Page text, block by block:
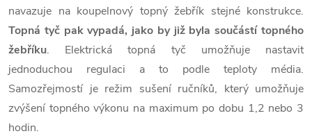
navazuje na koupelnový topný žebřík stejné konstrukce.
Topná tyč pak vypadá, jako by již byla součástí topného
žebříku. Elektrická topná tyč umožňuje nastavit
jednoduchou regulaci a to podle teploty média.
Samozřejmostí je režim sušení ručníků, který umožňuje
zvýšení topného výkonu na maximum po dobu 1,2 nebo 3
hodin.